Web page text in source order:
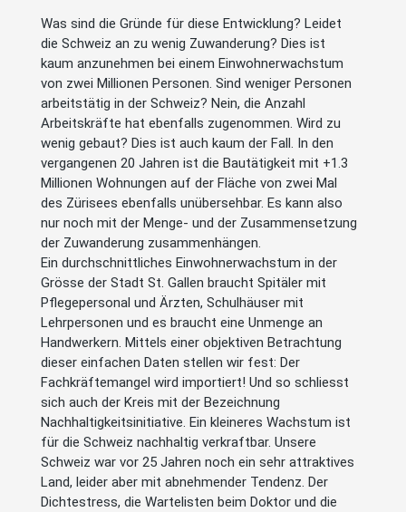
Was sind die Gründe für diese Entwicklung? Leidet
die Schweiz an zu wenig Zuwanderung? Dies ist
kaum anzunehmen bei einem Einwohnerwachstum
von zwei Millionen Personen. Sind weniger Personen
arbeitstätig in der Schweiz? Nein, die Anzahl
Arbeitskräfte hat ebenfalls zugenommen. Wird zu
wenig gebaut? Dies ist auch kaum der Fall. In den
vergangenen 20 Jahren ist die Bautätigkeit mit +1.3
Millionen Wohnungen auf der Fläche von zwei Mal
des Zürisees ebenfalls unübersehbar. Es kann also
nur noch mit der Menge- und der Zusammensetzung
der Zuwanderung zusammenhängen.
Ein durchschnittliches Einwohnerwachstum in der
Grösse der Stadt St. Gallen braucht Spitäler mit
Pflegepersonal und Ärzten, Schulhäuser mit
Lehrpersonen und es braucht eine Unmenge an
Handwerkern. Mittels einer objektiven Betrachtung
dieser einfachen Daten stellen wir fest: Der
Fachkräftemangel wird importiert! Und so schliesst
sich auch der Kreis mit der Bezeichnung
Nachhaltigkeitsinitiative. Ein kleineres Wachstum ist
für die Schweiz nachhaltig verkraftbar. Unsere
Schweiz war vor 25 Jahren noch ein sehr attraktives
Land, leider aber mit abnehmender Tendenz. Der
Dichtestress, die Wartelisten beim Doktor und die